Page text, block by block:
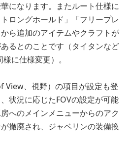
になります。またルート仕様に
ロングホールド」「フリープレ
ら追加のアイテムやクラフトが
るとのことです（タイタンなど
に仕様変更）。
View、視野）の項目が設定も登
状況に応じたFOVの設定が可能
へのメインメニューからのアク
撤廃され、ジャベリンの装備換